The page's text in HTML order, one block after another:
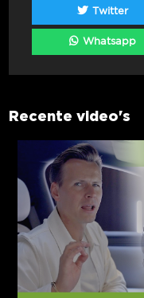
Twitter
Whatsapp
Recente video's